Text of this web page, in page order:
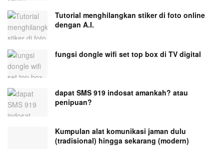
Tutorial menghilangkan stiker di foto online
dengan A.I.
fungsi dongle wifi set top box di TV digital
dapat SMS 919 indosat amankah? atau
penipuan?
Kumpulan alat komunikasi jaman dulu
(tradisional) hingga sekarang (modern)